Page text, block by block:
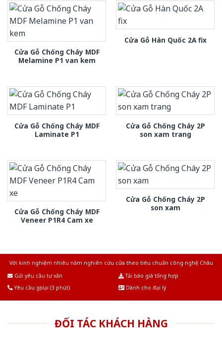
Cửa Gỗ Chống Cháy MDF
Melamine P1 van kem
Cửa Gỗ Hàn Quốc 2A fix
Cửa Gỗ Chống Cháy MDF
Laminate P1
Cửa Gỗ Chống Cháy 2P
son xam trang
Cửa Gỗ Chống Cháy MDF
Veneer P1R4 Cam xe
Cửa Gỗ Chống Cháy 2P
son xam
Với kinh nghiệm nhiêu năm nghiên cứu cửa theo tiêu chuẩn công nghệ Châu
Gửi yêu cầu tư vấn
Tải báo giá tổng hợp
Yêu cầu gọi lại (3 phút)
Dành cho đại lý
ĐỐI TÁC KHÁCH HÀNG